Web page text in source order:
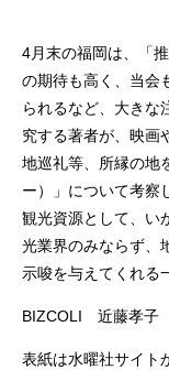
4月末の福岡は、「
の期待も高く、当会
られるなど、大きな
究する著者が、映画
地巡礼等、所縁の地
ー）」について考察
観光資源として、い
光業界のみならず、
示唆を与えてくれる
BIZCOLI 近藤孝子
表紙は水曜社サイト